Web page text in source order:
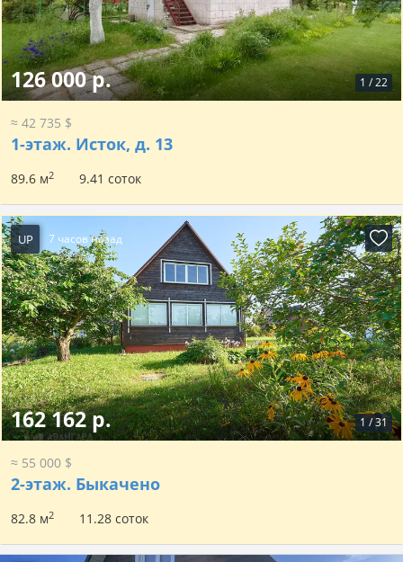
1 /22
126 000 р.
≈ 42 735 $
1-этаж. Исток, д. 13
89.6 м2 9.41 соток
UP 7 часов назад
1/31
162 162 р.
≈ 55 000 $
2-этаж. Быкачено
82.8 м2 11.28 соток